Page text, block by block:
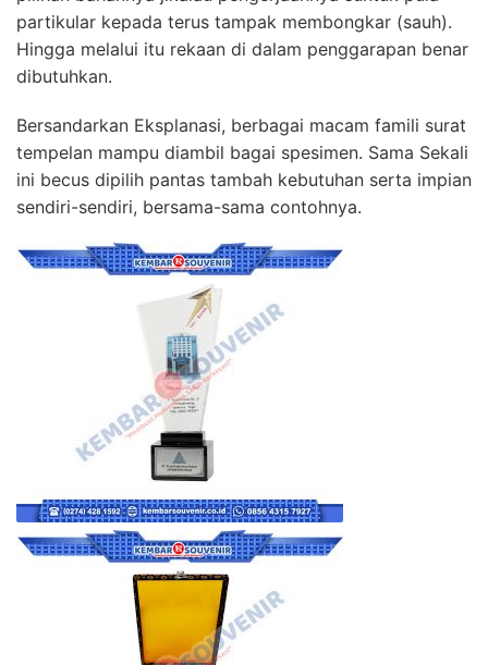
partikular kepada terus tampak membongkar (sauh).
Hingga melalui itu rekaan di dalam penggarapan benar
dibutuhkan.
Bersandarkan Eksplanasi, berbagai macam famili surat
tempelan mampu diambil bagai spesimen. Sama Sekali
ini becus dipilih pantas tambah kebutuhan serta impian
sendiri-sendiri, bersama-sama contohnya.